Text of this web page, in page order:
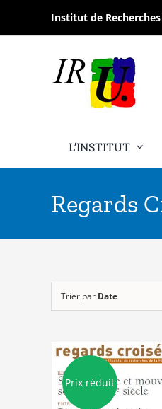
contenu
Institut de Recherches
L’INSTITUT
Regards
Trier par Date
Prix réduit